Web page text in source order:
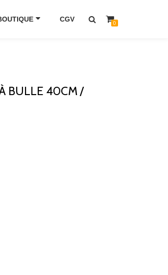
CGV 0
BULLE 40CM /